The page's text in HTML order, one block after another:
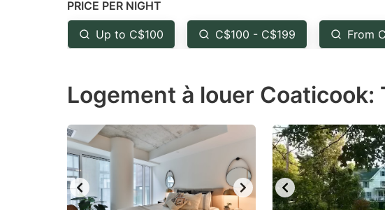
question
mark
key
get
keyboard
shortcuts
for
changing
key
get
keyboard
shortcuts
for
changing
PRICE PER NIGHT
Up to C$100 C$100 - C$199 From
Logement à louer Coaticook: